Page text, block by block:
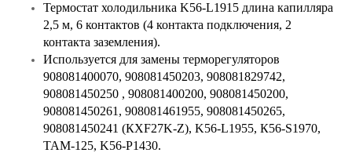
Термостат холодильника K56-L1915 длина капилляра
2,5 м, 6 контактов (4 контакта подключения, 2
контакта заземления).
Используется для замены терморегуляторов
908081400070, 908081450203, 908081829742,
908081450250 , 908081400200, 908081450200,
908081450261, 908081461955, 908081450265,
908081450241 (КХF27K-Z), K56-L1955, К56-S1970,
ТАМ-125, K56-P1430.